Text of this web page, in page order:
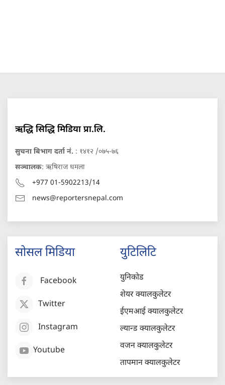
ऋद्धि सिद्धि मिडिया प्रा.लि.
सुचना बिभाग दर्ता नं. : १४१२ /०७५-७६
सञ्चालक: ऋषिराज धमला
+977 01-5902213/14
news@reportersnepal.com
सोसल मिडिया
Facebook
Twitter
Instagram
Youtube
युटिलिटि
युनिकोड
शेयर क्यालकुलेटर
ईएमआई क्यालकुलेटर
ल्यान्ड क्यालकुलेटर
वजन क्यालकुलेटर
तापमान क्यालकुलेटर